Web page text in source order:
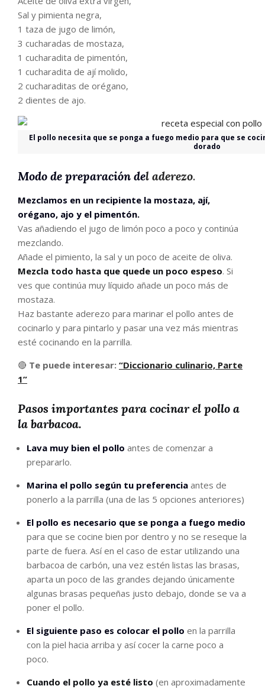
Sal y pimienta negra,
1 taza de jugo de limón,
3 cucharadas de mostaza,
1 cucharadita de pimentón,
1 cucharadita de ají molido,
2 cucharaditas de orégano,
2 dientes de ajo.
El pollo necesita que se ponga a fuego medio para que se
dorado
Modo de preparación del aderezo.
Mezclamos en un recipiente la mostaza, ají,
orégano, ajo y el pimentón.
Vas añadiendo el jugo de limón poco a poco y continúa
mezclando.
Añade el pimiento, la sal y un poco de aceite de oliva.
Mezcla todo hasta que quede un poco espeso. Si
ves que continúa muy líquido añade un poco más de
mostaza.
Haz bastante aderezo para marinar el pollo antes de
cocinarlo y para pintarlo y pasar una vez más mientras
esté cocinando en la parrilla.
🔴 Te puede interesar: “Diccionario culinario, Parte
1”
Pasos importantes para cocinar el pollo a
la barbacoa.
Lava muy bien el pollo antes de comenzar a
prepararlo.
Marina el pollo según tu preferencia antes de
ponerlo a la parrilla (una de las 5 opciones anteriores)
El pollo es necesario que se ponga a fuego medio
para que se cocine bien por dentro y no se reseque la
parte de fuera. Así en el caso de estar utilizando una
barbacoa de carbón, una vez estén listas las brasas,
aparta un poco de las grandes dejando únicamente
algunas brasas pequeñas justo debajo, donde se va a
poner el pollo.
El siguiente paso es colocar el pollo en la parrilla
con la piel hacia arriba y así cocer la carne poco a
poco.
Cuando el pollo ya esté listo (en aproximadamente